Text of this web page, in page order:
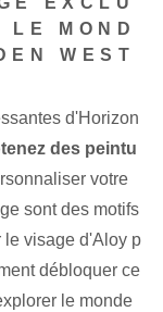
MOND
WEST
d'Horizon
des peintu
⁣votre‍
sont des motifs
le visage d'Aloy p
débloquer ce
le monde